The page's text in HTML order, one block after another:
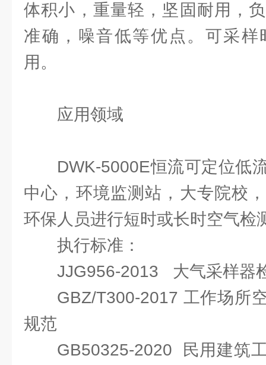
体积小，重量轻，坚固耐用，
准确，噪音低等优点。可采
用。
应用领域
DWK-5000E恒流可定位低
中心，环境监测站，大专院校
环保人员进行短时或长时空气检
执行标准：
JJG956-2013 大气采样器
GBZ/T300-2017 工作场所
规范
GB50325-2020 民用建筑